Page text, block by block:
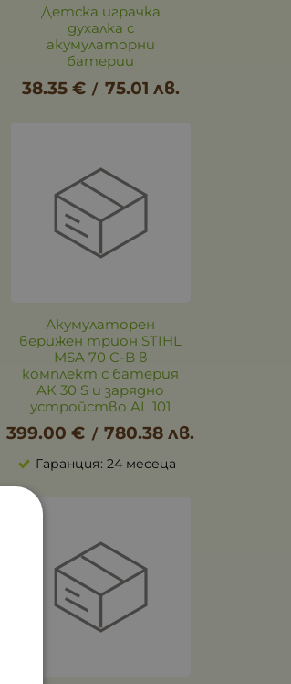
Детска играчка
духалка с
акумулаторни
батерии
38.35 € / 75.01 лв.
Акумулаторен
верижен трион STIHL
MSA 70 C-B в
комплект с батерия
AK 30 S и зарядно
устройство AL 101
399.00 € / 780.38 лв.
Гаранция: 24 месеца